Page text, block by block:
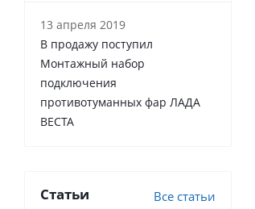
13 апреля 2019
В продажу поступил
Монтажный набор
подключения
противотуманных фар ЛАДА
ВЕСТА
Статьи Все статьи